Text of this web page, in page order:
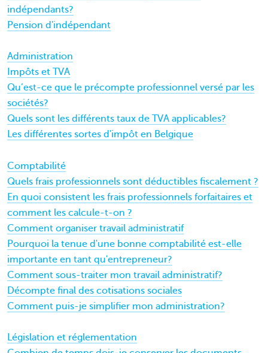
indépendants?
Pension d'indépendant
Administration
Impôts et TVA
Qu’est-ce que le précompte professionnel versé par les
sociétés?
Quels sont les différents taux de TVA applicables?
Les différentes sortes d'impôt en Belgique
Comptabilité
Quels frais professionnels sont déductibles fiscalement ?
En quoi consistent les frais professionnels forfaitaires et
comment les calcule-t-on ?
Comment organiser travail administratif
Pourquoi la tenue d'une bonne comptabilité est-elle
importante en tant qu'entrepreneur?
Comment sous-traiter mon travail administratif?
Décompte final des cotisations sociales
Comment puis-je simplifier mon administration?
Législation et réglementation